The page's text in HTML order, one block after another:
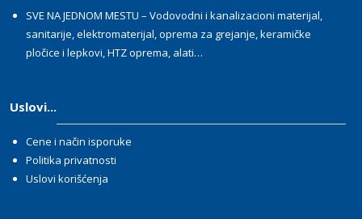
SVE NA JEDNOM MESTU – Vodovodni i kanalizacioni materijal,
sanitarije, elektromaterijal, oprema za grejanje, keramičke
pločice i lepkovi, HTZ oprema, alati…
Uslovi...
Cene i način isporuke
Politika privatnosti
Uslovi korišćenja